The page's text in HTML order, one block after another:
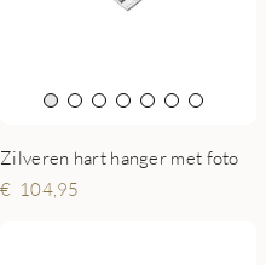
Zilveren hart hanger met foto
104,95